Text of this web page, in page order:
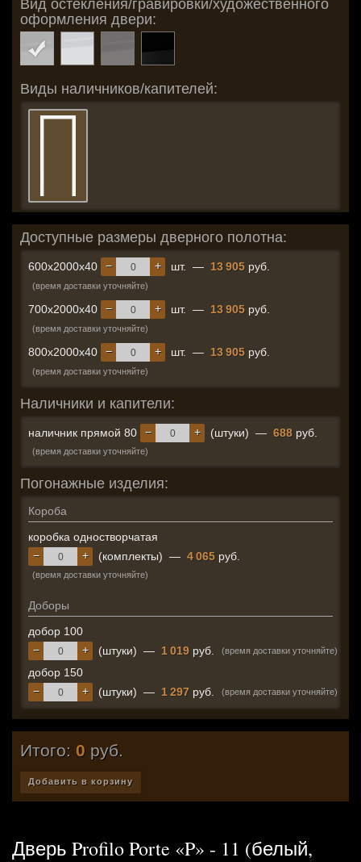
Вид остекления/гравировки/художественного
оформления двери:
Виды наличников/капителей:
Доступные размеры дверного полотна:
600x2000x40 +
− шт. — 13 905 руб.
(время доставки уточняйте)
700x2000x40 +
− шт. — 13 905 руб.
(время доставки уточняйте)
800x2000x40 +
− шт. — 13 905 руб.
(время доставки уточняйте)
Наличники и капители:
наличник прямой 80 +
− (штуки) — 688 руб.
(время доставки уточняйте)
Погонажные изделия:
Короба
коробка одностворчатая
+
− (комплекты) — 4 065 руб.
(время доставки уточняйте)
Доборы
добор 100
+
− (штуки) — 1 019 руб. (время доставки уточняйте)
добор 150
+
− (штуки) — 1 297 руб. (время доставки уточняйте)
Итого: 0 руб.
Добавить в корзину
Дверь Profilo Porte «P» - 11 (белый,